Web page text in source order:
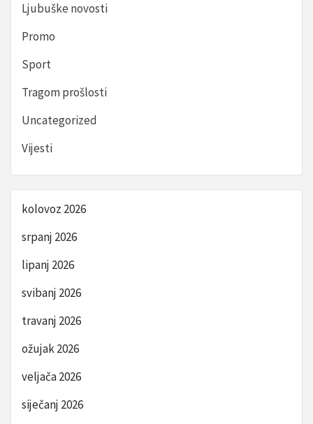
Ljubuške novosti
Promo
Sport
Tragom prošlosti
Uncategorized
Vijesti
kolovoz 2026
srpanj 2026
lipanj 2026
svibanj 2026
travanj 2026
ožujak 2026
veljača 2026
siječanj 2026